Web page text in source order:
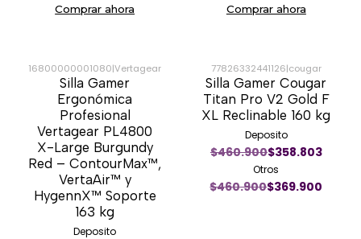
Comprar ahora Comprar ahora
-50%
16800000001080|Vertagear
Silla Gamer
Ergonómica
Profesional
Vertagear PL4800
X-Large Burgundy
Red – ContourMax™,
VertaAir™ y
HygennX™ Soporte
163 kg
Deposito
-20%
77826332441126|cougar
Silla Gamer Cougar
Titan Pro V2 Gold F
XL Reclinable 160 kg
Deposito
$460.900$358.803
Otros
$460.900$369.900